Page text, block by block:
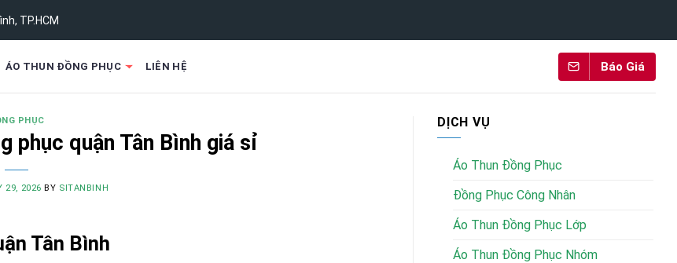
TP.HCM
ÁO THUN ĐỒNG PHỤC LIÊN HỆ Báo Giá
PHỤC
phục quận Tân Bình giá sỉ
29, 2026 BY SITANBINH
Tân Bình
DỊCH VỤ
Áo Thun Đồng Phục
Đồng Phục Công Nhân
Áo Thun Đồng Phục Lớp
Áo Thun Đồng Phục Nhóm